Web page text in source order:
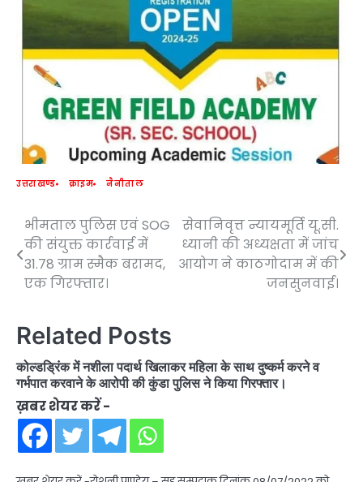
उत्तराखण्ड क्राइम नैनीताल
Post
navigation
भीमताल पुलिस एवं SOG
की संयुक्त कार्रवाई में
31.78 ग्राम स्मैक बरामद,
एक गिरफ्तार।
सेवानिवृत्त न्यायमूर्ति यू.सी.
ध्यानी की अध्यक्षता में जांच
आयोग ने काठगोदाम में की
जनसुनवाई।
Related Posts
कोल्डड्रिंक में नशीला पदार्थ खिलाकर महिला के साथ दुष्कर्म करने व
गर्भपात करवाने के आरोपी की कुंडा पुलिस ने किया गिरफ्तार।
ख़बर शेयर करें -